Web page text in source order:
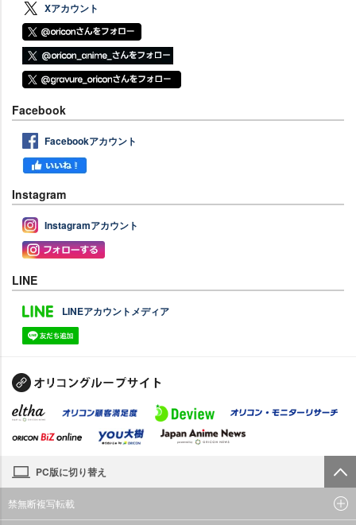
Xアカウント
Facebook
Facebookアカウント
Instagram
Instagramアカウント
LINE
LINEアカウントメディア
PC版に切り替え
禁無断複写転載